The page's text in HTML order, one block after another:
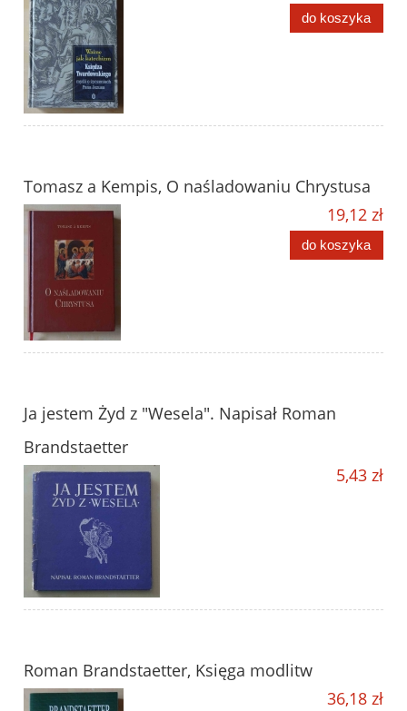
do koszyka
Tomasz a Kempis, O naśladowaniu Chrystusa
19,12 zł
do koszyka
Ja jestem Żyd z "Wesela". Napisał Roman
Brandstaetter
5,43 zł
Roman Brandstaetter, Księga modlitw
36,18 zł